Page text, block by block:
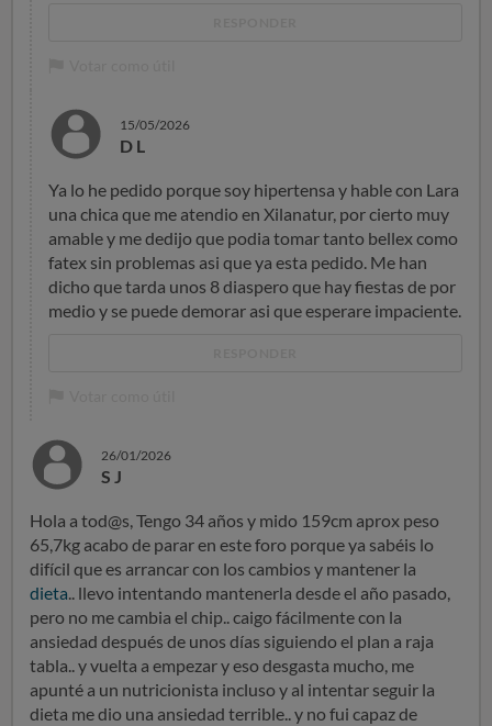
15/05/2026
D L
Ya lo he pedido porque soy hipertensa y hable con Lara
una chica que me atendio en Xilanatur, por cierto muy
amable y me dedijo que podia tomar tanto bellex como
fatex sin problemas asi que ya esta pedido. Me han
dicho que tarda unos 8 diaspero que hay fiestas de por
medio y se puede demorar asi que esperare impaciente.
26/01/2026
S J
Hola a tod@s, Tengo 34 años y mido 159cm aprox peso
65,7kg acabo de parar en este foro porque ya sabéis lo
difícil que es arrancar con los cambios y mantener la
dieta.. llevo intentando mantenerla desde el año pasado,
pero no me cambia el chip.. caigo fácilmente con la
ansiedad después de unos días siguiendo el plan a raja
tabla.. y vuelta a empezar y eso desgasta mucho, me
apunté a un nutricionista incluso y al intentar seguir la
dieta me dio una ansiedad terrible.. y no fui capaz de